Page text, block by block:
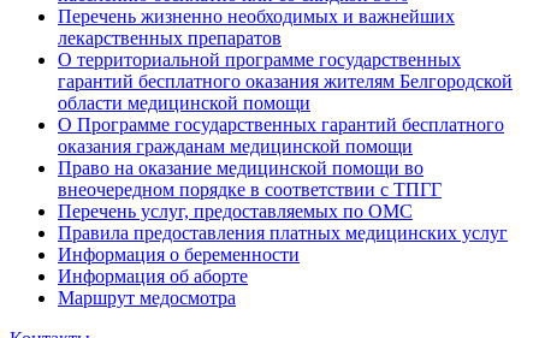
Перечень жизненно необходимых и важнейших
лекарственных препаратов
О территориальной программе государственных
гарантий бесплатного оказания жителям Белгородской
области медицинской помощи
О Программе государственных гарантий бесплатного
оказания гражданам медицинской помощи
Право на оказание медицинской помощи во
внеочередном порядке в соответствии с ТПГГ
Перечень услуг, предоставляемых по ОМС
Правила предоставления платных медицинских услуг
Информация о беременности
Информация об аборте
Маршрут медосмотра